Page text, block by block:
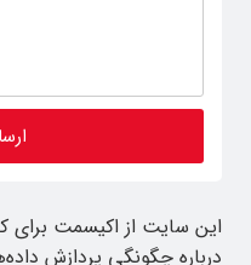
این سایت از اکیسمت
درباره چگونگی پردازش